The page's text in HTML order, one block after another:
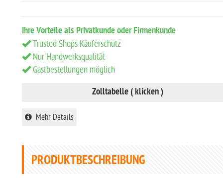
Ihre Vorteile als Privatkunde oder Firmenkunde
Trusted Shops Käuferschutz
Nur Handwerksqualität
Gastbestellungen möglich
Zolltabelle ( klicken )
Mehr Details
PRODUKTBESCHREIBUNG